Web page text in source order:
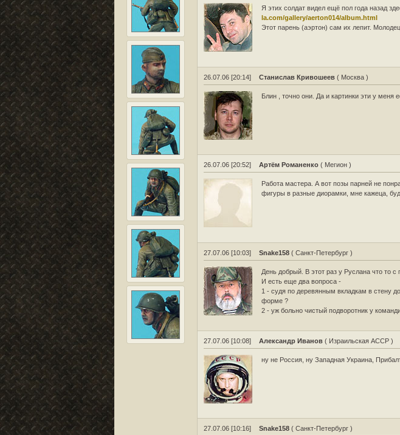
Я этих солдат видел ещё пол года назад
la.com/gallery/aerton014/album.html
Этот парень (аэртон) сам их лепит. Молодец
26.07.06 [20:14] Станислав Кривошеев ( Москва )
Блин , точно они. Да и картинки эти у меня
26.07.06 [20:52] Артём Романенко ( Мегион )
Работа мастера. А вот позы парней не
фигуры в разные диорамки, мне кажеца,
27.07.06 [10:03] Snake158 ( Санкт-Петербург )
День добрый. В этот раз у Руслана что то с
И есть еще два вопроса -
1 - судя по деревянным вкладкам в стену
форме ?
2 - уж больно чистый подворотник у
27.07.06 [10:08] Александр Иванов ( Израильская АССР )
ну не Россия, ну Западная Украина,
27.07.06 [10:16] Snake158 ( Санкт-Петербург )